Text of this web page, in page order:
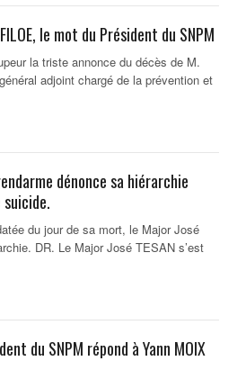
le mot du Président du SNPM
la triste annonce du décès de M.
adjoint chargé de la prévention et
dénonce sa hiérarchie
du jour de sa mort, le Major José
DR. Le Major José TESAN s’est
du SNPM répond à Yann MOIX